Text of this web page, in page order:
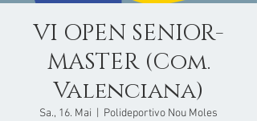
VI OPEN SENIOR-
MASTER (Com.
Valenciana)
Sa., 16. Mai Polideportivo Nou Moles